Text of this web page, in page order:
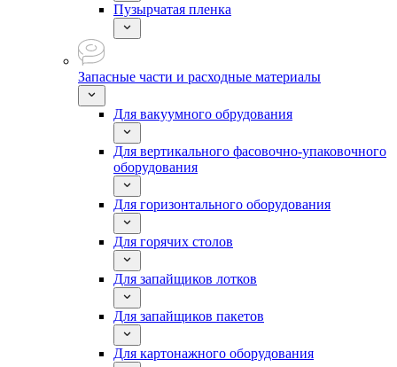
Пузырчатая пленка
Запасные части и расходные материалы
Для вакуумного обрудования
Для вертикального фасовочно-упаковочного
оборудования
Для горизонтального оборудования
Для горячих столов
Для запайщиков лотков
Для запайщиков пакетов
Для картонажного оборудования